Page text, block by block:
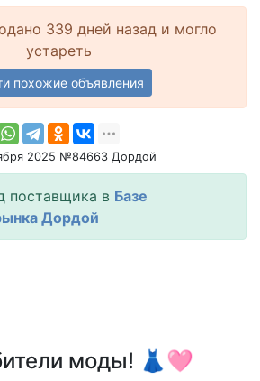
339 дней назад и могло
устареть
похожие объявления
2025 №84663 Дордой
поставщика в Базе
Дордой
моды! 👗🩷